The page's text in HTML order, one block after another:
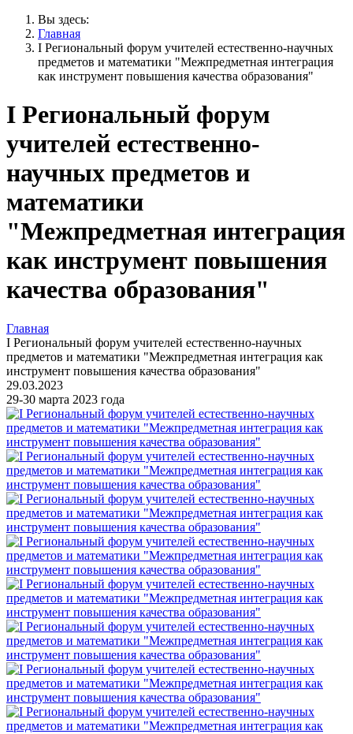
Вы здесь:
Главная
I Региональный форум учителей естественно-научных
предметов и математики "Межпредметная интеграция
как инструмент повышения качества образования"
I Региональный форум
учителей естественно-
научных предметов и
математики
"Межпредметная интеграция
как инструмент повышения
качества образования"
Главная
I Региональный форум учителей естественно-научных
предметов и математики "Межпредметная интеграция как
инструмент повышения качества образования"
29.03.2023
29-30 марта 2023 года